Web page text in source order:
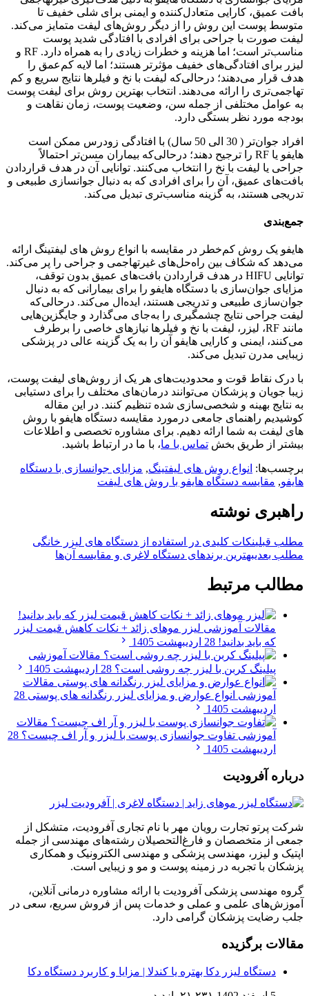
بافت عمیق، کارایی متعادل‌کننده و ایمنی برای شلی خفیف تا
متوسط پوست این روش را از دیگر روش‌های لیفت متمایز می‌کند.
لیفت صورت با جراحی برای افرادی با افتادگی شدید پوست
مناسب‌تر است؛ اما هزینه و خطرات زیادی را به همراه دارد. RF و
لیزر برای افتادگی‌های خفیف مؤثرتر هستند؛ اما لایه کم‌عمق را
هدف قرار می‌دهند؛ درحالی‌که لیفت با نخ و فیلرها نتایج سریع و کم
تهاجمی‌تری را ارائه می‌دهند. انتخاب بهترین روش برای لیفت پوست
به عوامل مختلفی از جمله سن، وضعیت پوست، زمان نقاهت و
بودجه مورد نظر بستگی دارد.
افراد جوان‌تر ( 30 الی 50 سال) با افتادگی زودرس ممکن است
هایفو یا RF را ترجیح دهند؛ درحالی‌که بیماران مسن‌تر احتمالاً
جراحی یا لیفت با نخ را انتخاب می‌کنند. توانایی آن در هدف قراردادن
بافت‌های عمیق، آن را برای افرادی که به دنبال جوانسازی طبیعی و
تدریجی هستند، به گزینه مناسب‌تری تبدیل می‌کند.
جمع‌بندی
هایفو یک روش کم‌خطر در مقایسه با انواع روش های لیفتینگ ارائه
می‌دهد که شکاف بین راه‌حل‌های غیرتهاجمی و جراحی را پر می‌کند.
توانایی HIFU در هدف قراردادن بافت‌های عمیق بدون توقف،
مزایای جوان‌سازی با دستگاه هایفو را برای بیمارانی که به دنبال
جوان‌سازی طبیعی و تدریجی هستند، ایده‌ال می‌کند. درحالی‌که
لیفت جراحی نتایج چشمگیری را به‌جای می‌گذارد و جایگزین‌هایی
مانند RF، لیزر، لیفت با نخ و فیلرها نیازهای خاصی را برطرف
می‌کنند، ایمنی و کارایی هایفو آن را به یک گزینه عالی در پزشکی
زیبایی مدرن تبدیل می‌کند.
با درک نقاط قوت و محدودیت‌های هر یک از روش‌های لیفت پوست،
زیبا جویان و پزشکان می‌توانند درمان‌های مختلف را برای دستیابی
به نتایج بهینه و شخصی‌سازی شده تنظیم کنند. در این مقاله
کوشیدیم راهنمای جامعی درمورد مقایسه دستگاه هایفو با روش
های لیفت به شما ارائه دهیم. برای مشاوره تخصصی و اطلاعات
بیشتر از طریق بخش تماس با ما، با ما در ارتباط باشید.
برچسب‌ها: انواع روش های لیفتینگ, مزایای جوانسازی با دستگاه
هایفو, مقایسه دستگاه هایفو با روش های لیفت
راهبری نوشته
مطلب قبلینکات کلیدی در استفاده از دستگاه های لیزر خانگی
مطلب بعدیبهترین برندهای دستگاه لاغری و مقایسه آن‌ها
مطالب مرتبط
مقالات آموزشی لیزر موهای زائد + نکات کاهش قیمت لیزر
که باید بدانید! 28 اردیبهشت 1405
مقالات آموزشی
پیلینگ کربن با لیزر چه روشی است؟ 28 اردیبهشت 1405
مقالات
آموزشی انواع عوارض و مزایای لیزر رنگدانه های پوستی 28
اردیبهشت 1405
مقالات
آموزشی تفاوت جوانسازی پوست با لیزر و آر اف چیست؟ 28
اردیبهشت 1405
درباره آفرودیت
شرکت پرتو تجارت رویان مهر با نام تجاری آفرودیت، متشکل از
جمعی از متخصصان و فارغ‌التحصیلان رشته‌های مهندسی از جمله
اپتیک و لیزر، مهندسی پزشکی و مهندسی الکترونیک و همکاری
پزشکان با تجربه در زمینه پوست و مو و زیبایی است.
گروه مهندسی پزشکی آفرودیت با ارائه مشاوره درمانی آنلاین،
آموزش‌های علمی و عملی و خدمات پس از فروش سریع، سعی در
جلب رضایت پزشکان گرامی دارد.
مقالات برگزیده
دستگاه لیزر دکا بهتره یا کندلا | مزایا و کاربرد دستگاه دکا